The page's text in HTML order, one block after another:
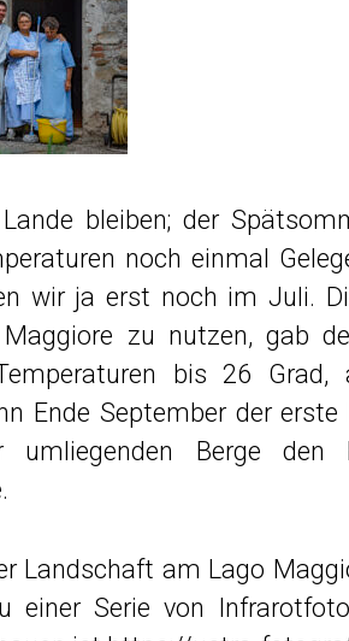
bleiben; der
noch einmal
wir ja erst noch im Juli.
zu nutzen, gab
bis 26 Grad,
Ende September der
umliegenden Berge
Landschaft am Lago
einer Serie von